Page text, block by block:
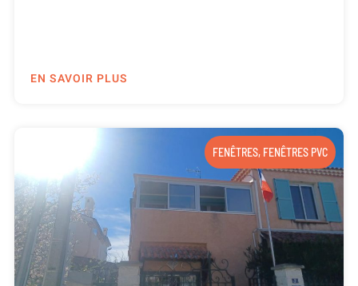
EN SAVOIR PLUS
FENÊTRES, FENÊTRES PVC